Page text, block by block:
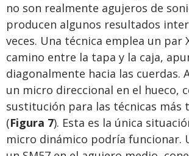
no son realmente agujeros de
producen algunos resultados
veces. Una técnica emplea un par
camino entre la tapa y la caja,
diagonalmente hacia las cuerdas.
un micro direccional en el hueco,
sustitución para las técnicas más
(Figura 7). Esta es la única
micro dinámico podría funcionar.